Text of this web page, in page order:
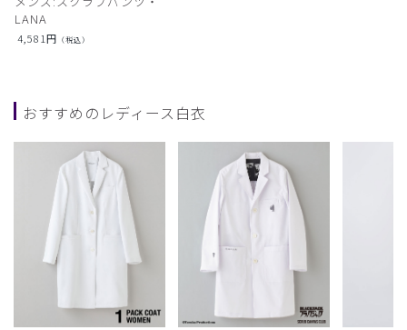
LANA
4,581円 （税込）
おすすめのレディース白衣